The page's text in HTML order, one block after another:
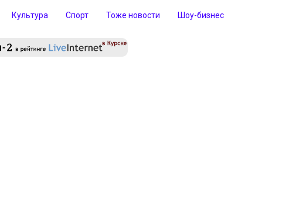
Культура Спорт Тоже новости Шоу-бизнес